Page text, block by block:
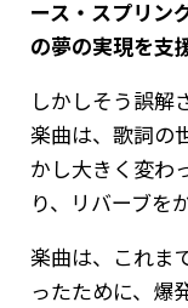
ース・スプリン
の夢の実現を支
しかしそう誤解
楽曲は、歌詞の
かし大きく変わ
り、リバーブを
楽曲は、これま
ったために、爆